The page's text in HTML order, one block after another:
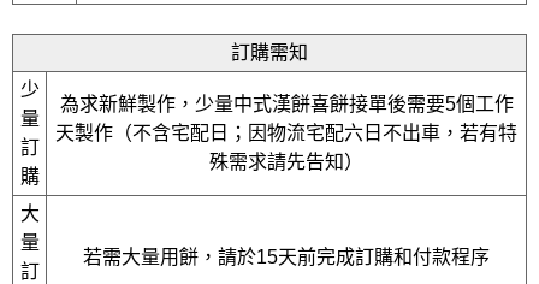
訂購需知
少
量
訂
購
為求新鮮製作，少量中式漢餅喜餅接單後需要5個工作
天製作（不含宅配日；因物流宅配六日不出車，若有特
殊需求請先告知）
大
量
訂
若需大量用餅，請於15天前完成訂購和付款程序